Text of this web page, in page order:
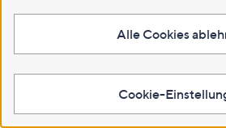
Alle Cookies
Cookie-